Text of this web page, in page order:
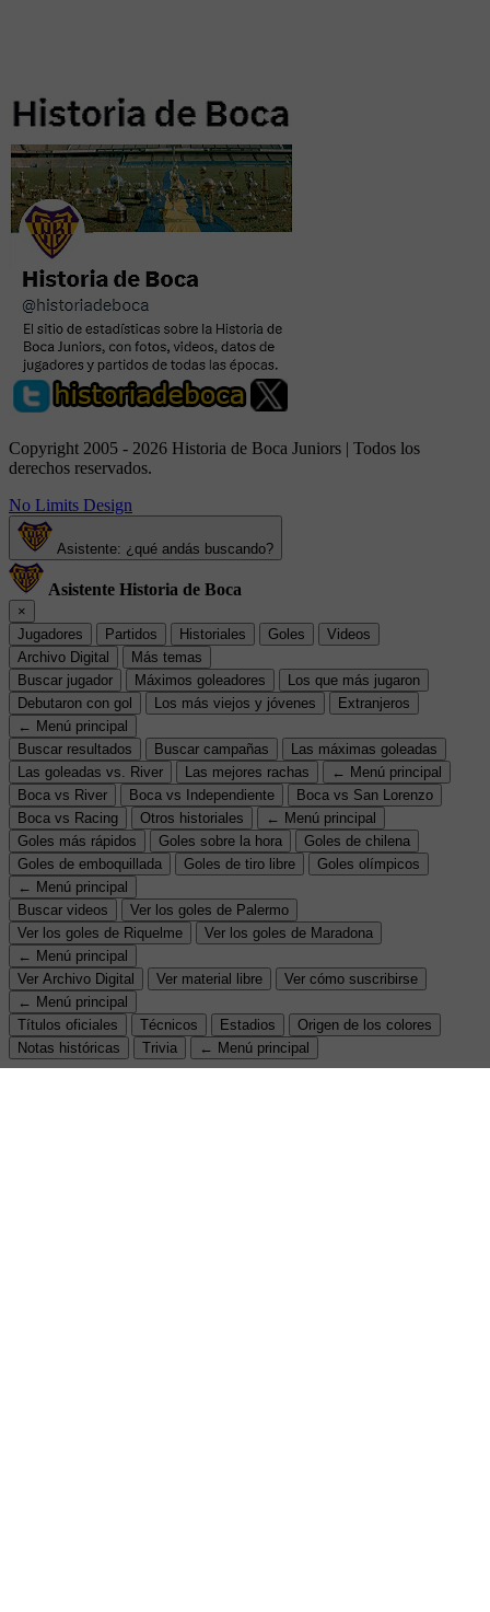
Copyright 2005 - 2026 Historia de Boca Juniors | Todos los
derechos reservados.
No Limits Design
Asistente: ¿qué andás buscando?
Asistente Historia de Boca
×
Jugadores
Partidos Historiales Goles
Videos
Archivo Digital
Más temas
Buscar jugador
Máximos goleadores
Los que más jugaron
Debutaron con gol
Los más viejos y jóvenes
Extranjeros
← Menú principal
Buscar resultados
Buscar campañas
Las máximas goleadas
Las goleadas vs. River
Las mejores rachas
← Menú principal
Boca vs River
Boca vs Independiente
Boca vs San Lorenzo
Boca vs Racing
Otros historiales
← Menú principal
Goles más rápidos
Goles sobre la hora
Goles de chilena
Goles de emboquillada
Goles de tiro libre
Goles olímpicos
← Menú principal
Buscar videos
Ver los goles de Palermo
Ver los goles de Riquelme
Ver los goles de Maradona
← Menú principal
Ver Archivo Digital
Ver material libre
Ver cómo suscribirse
← Menú principal
Títulos oficiales
Técnicos Estadios
Origen de los colores
Notas históricas
Trivia ← Menú principal